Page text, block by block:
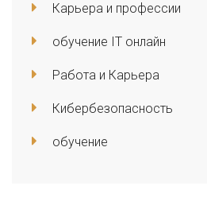
Карьера и профессии
обучение IT онлайн
Работа и Карьера
Кибербезопасность
обучение